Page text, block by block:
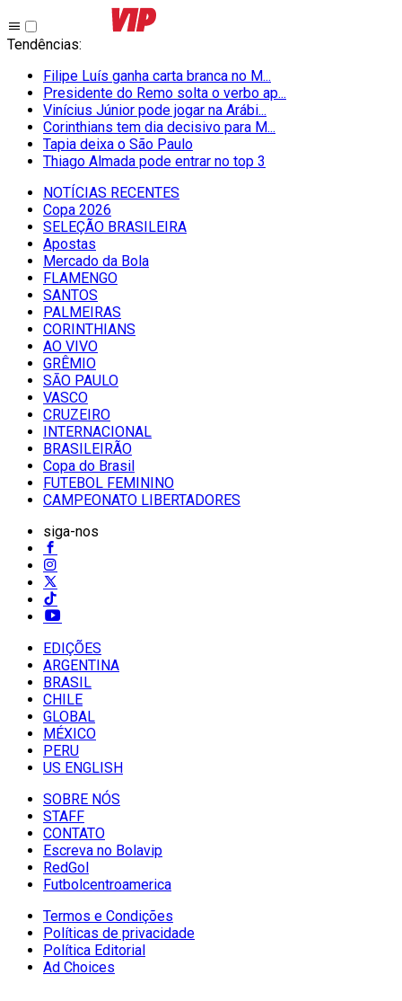
Tendências:
Filipe Luís ganha carta branca no M...
Presidente do Remo solta o verbo ap...
Vinícius Júnior pode jogar na Arábi...
Corinthians tem dia decisivo para M...
Tapia deixa o São Paulo
Thiago Almada pode entrar no top 3
NOTÍCIAS RECENTES
Copa 2026
SELEÇÃO BRASILEIRA
Apostas
Mercado da Bola
FLAMENGO
SANTOS
PALMEIRAS
CORINTHIANS
AO VIVO
GRÊMIO
SĀO PAULO
VASCO
CRUZEIRO
INTERNACIONAL
BRASILEIRÃO
Copa do Brasil
FUTEBOL FEMININO
CAMPEONATO LIBERTADORES
siga-nos
EDIÇÕES
ARGENTINA
BRASIL
CHILE
GLOBAL
MÉXICO
PERU
US ENGLISH
SOBRE NÓS
STAFF
CONTATO
Escreva no Bolavip
RedGol
Futbolcentroamerica
Termos e Condições
Políticas de privacidade
Política Editorial
Ad Choices